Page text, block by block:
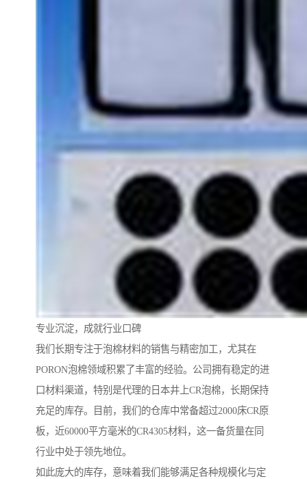
专业沉淀，成就行业口碑
我们长期专注于泡棉材料的销售与精密加工，尤其在
PORON泡棉领域积累了丰富的经验。公司拥有稳定的进
口材料渠道，特别是代理的日本井上CR泡棉，长期保持
充足的库存。目前，我们的仓库中常备超过2000床CR原
板，近60000平方毫米的CR4305材料，这一备货量在同
行业中处于领先地位。
如此庞大的库存，意味着我们能够满足各种规模化与定